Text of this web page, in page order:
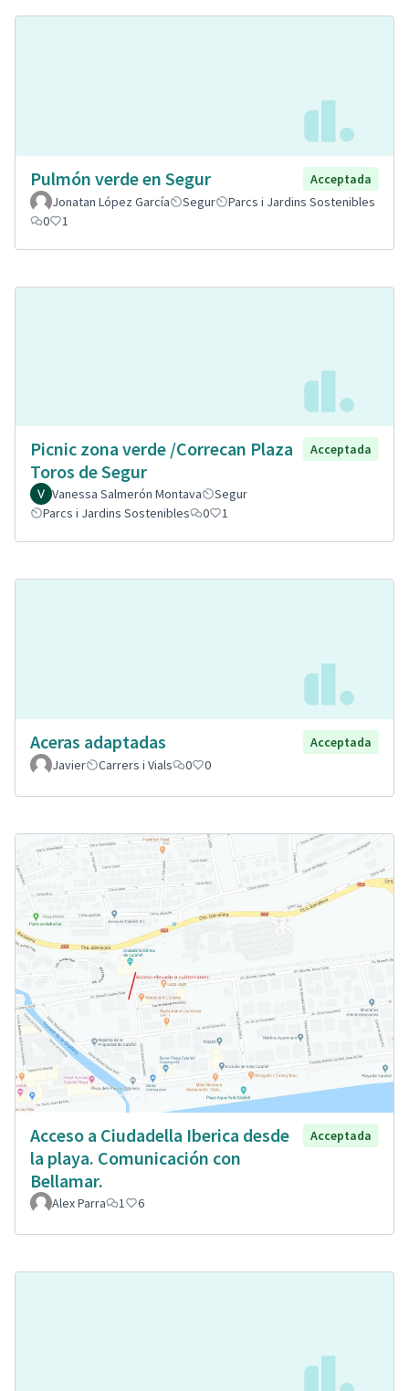
Pulmón verde en Segur
Acceptada
Jonatan López García
Segur
Parcs i Jardins Sostenibles
0
1
Picnic zona verde /Correcan Plaza
Toros de Segur
Acceptada
Vanessa Salmerón Montava
Segur
Parcs i Jardins Sostenibles
0 1
Aceras adaptadas
Acceptada
Javier
Carrers i Vials 0 0
Acceso a Ciudadella Iberica desde
la playa. Comunicación con
Bellamar.
Acceptada
Alex Parra 1 6